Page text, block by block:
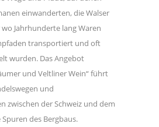
einwanderten, die Walser
Jahrhunderte lang Waren
transportiert und oft
wurden. Das Angebot
und Veltliner Wein“ führt
und
zwischen der Schweiz und dem
des Bergbaus.